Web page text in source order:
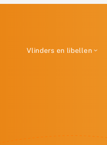
Vlinders en libellen